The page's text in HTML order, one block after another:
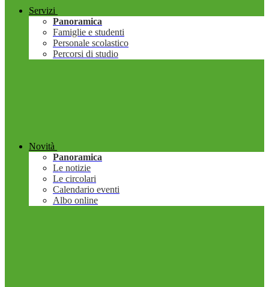
Servizi
Panoramica
Famiglie e studenti
Personale scolastico
Percorsi di studio
Novità
Panoramica
Le notizie
Le circolari
Calendario eventi
Albo online